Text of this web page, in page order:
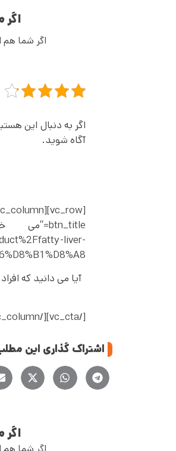
اگر شما هم
اگر به دنبال این
آگاه شوید.
liver-
آیا می دانید که
[/vc_cta][/vc_column][/vc_row]
اشتراک گذاری این